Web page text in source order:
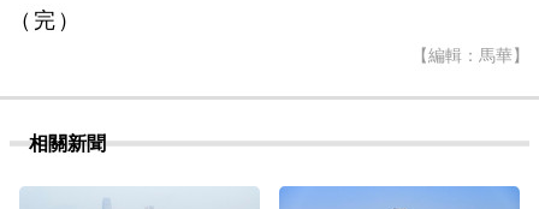
（完）
【編輯：馬華】
相關新聞